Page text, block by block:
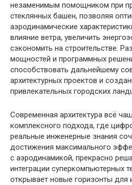
незаменимым помощником при
стеклянных башен, позволяя
аэродинамические
влияние ветра, увеличить
сэкономить на строительстве.
мощностей и программных
способствовать дальнейшему
архитектурных проектов и
привлекательных городских
Современная архитектура всё
комплексного подхода, где
реальные инженерные знания
достижения максимального
с аэродинамикой, прекрасно
интеграции суперкомпьютерных
открывает новые горизонты для